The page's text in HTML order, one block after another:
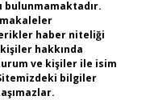
bulunmamaktadır.
makaleler
haber niteliği
hakkında
ve kişiler ile isim
bilgiler